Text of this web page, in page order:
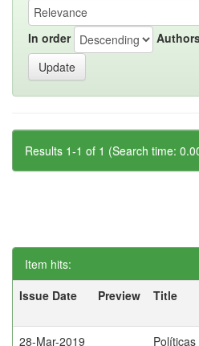
In order
Results 1-1 of 1 (Search time:
Item hits:
Issue Date
Preview Title
28-Mar-2019
Políticas